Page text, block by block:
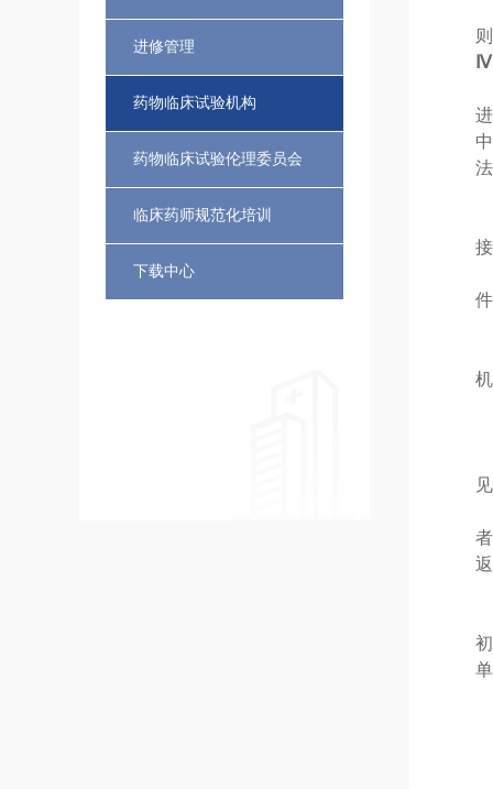
进修管理
药物临床试验机构
药物临床试验伦理委员会
临床药师规范化培训
下载中心
Ⅳ